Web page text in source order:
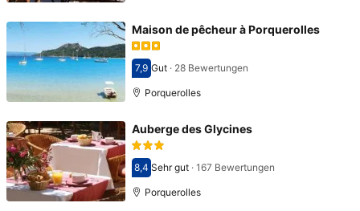
Maison de pêcheur à Porquerolles
Bewertet mit 7,9
7,9 Gut· 28 Bewertungen
Porquerolles
Auberge des Glycines
Bewertet mit 8,4
8,4 Sehr gut· 167 Bewertungen
Porquerolles